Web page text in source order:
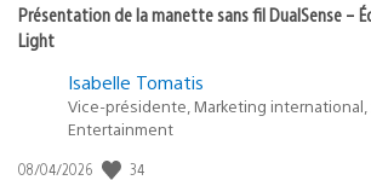
Présentation de la manette sans fil DualSense –
Light
Isabelle Tomatis
Vice-présidente, Marketing
Entertainment
Date
08/04/2026 34